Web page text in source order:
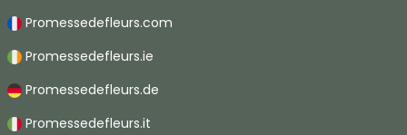
Promessedefleurs.com
Promessedefleurs.ie
Promessedefleurs.de
Promessedefleurs.it